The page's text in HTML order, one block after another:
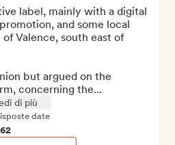
label, mainly with a digital
and some local
Valence, south east of
but argued on the
concerning the...
di più
date